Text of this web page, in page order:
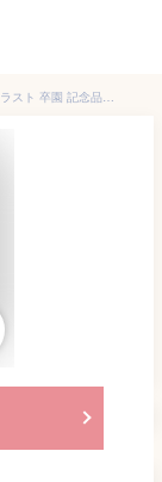
【新商品】おなまえ マグカップ 名入れ無料 コップ イラスト 卒園 記念品 入園祝い 入学 入学式 保育園 幼稚園 歯磨き プラスチック 耐熱 軽量 軽い 持ちやすい 名入れ 名前入り 可愛い かわいい ギフト プレゼント ラッピング 子供用コップ 内祝い 送料無料